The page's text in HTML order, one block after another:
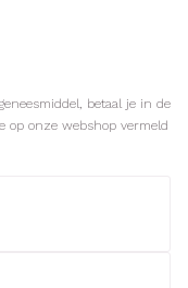
betaal je in de
op onze webshop vermeld